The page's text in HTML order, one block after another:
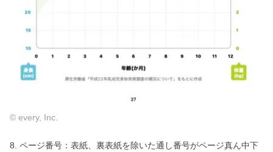
© every, Inc.
8. ページ番号：表紙、裏表紙を除いた通し番号がページ真ん中下